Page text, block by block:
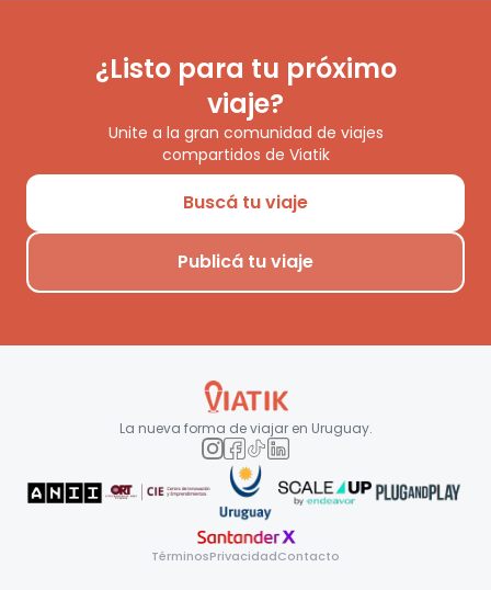
¿Listo para tu próximo
viaje?
Unite a la gran comunidad de viajes
compartidos de Viatik
Buscá tu viaje
Publicá tu viaje
La nueva forma de viajar en Uruguay.
TérminosPrivacidadContacto